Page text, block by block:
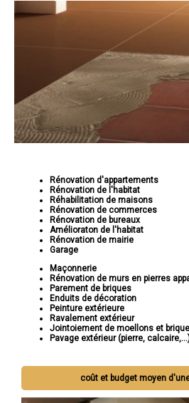
Rénovation d'appartements
Rénovation de l'habitat
Réhabilitation de maisons
Rénovation de commerces
Rénovation de bureaux
Amélioraton de l'habitat
Rénovation de mairie
Garage
Maçonnerie
Rénovation de murs en pierres
Parement de briques
Enduits de décoration
Peinture extérieure
Ravalement extérieur
Jointoiement de moellons et
Pavage extérieur (pierre,
coût et budget moyen